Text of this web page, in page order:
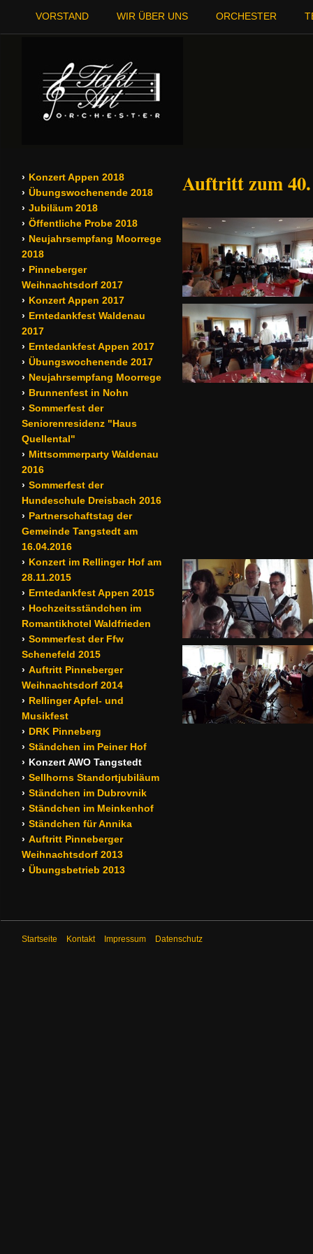
VORSTAND WIR ÜBER UNS ORCHESTER
Konzert Appen 2018
Übungswochenende 2018
Jubiläum 2018
Öffentliche Probe 2018
Neujahrsempfang Moorrege
2018
Pinneberger
Weihnachtsdorf 2017
Konzert Appen 2017
Erntedankfest Waldenau
2017
Erntedankfest Appen 2017
Übungswochenende 2017
Neujahrsempfang Moorrege
Brunnenfest in Nohn
Sommerfest der
Seniorenresidenz "Haus
Quellental"
Mittsommerparty Waldenau
2016
Sommerfest der
Hundeschule Dreisbach 2016
Partnerschaftstag der
Gemeinde Tangstedt am
16.04.2016
Konzert im Rellinger Hof am
28.11.2015
Erntedankfest Appen 2015
Hochzeitsständchen im
Romantikhotel Waldfrieden
Sommerfest der Ffw
Schenefeld 2015
Auftritt Pinneberger
Weihnachtsdorf 2014
Rellinger Apfel- und
Musikfest
DRK Pinneberg
Ständchen im Peiner Hof
Konzert AWO Tangstedt
Sellhorns Standortjubiläum
Ständchen im Dubrovnik
Ständchen im Meinkenhof
Ständchen für Annika
Auftritt Pinneberger
Weihnachtsdorf 2013
Übungsbetrieb 2013
Auftritt zum 40.
Startseite Kontakt Impressum Datenschutz